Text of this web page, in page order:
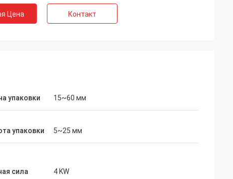
гарантия,
Машина
Цена Контакт
упаковки 15~60 мм
упаковки 5~25 мм
сила 4 KW